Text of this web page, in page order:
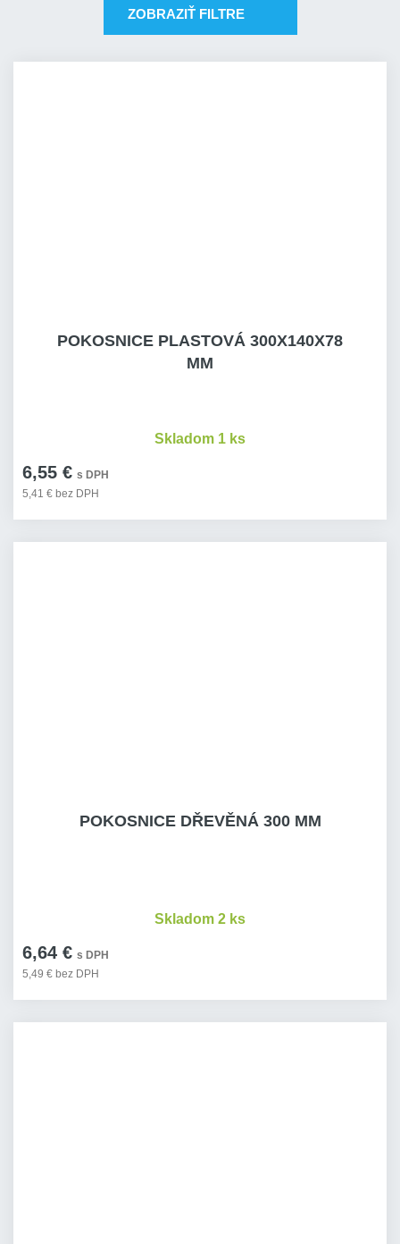
ZOBRAZIŤ FILTRE
POKOSNICE PLASTOVÁ 300X140X78
MM
6,55 € s DPH
5,41 € bez DPH
Skladom 1 ks
POKOSNICE DŘEVĚNÁ 300 MM
6,64 € s DPH
5,49 € bez DPH
Skladom 2 ks